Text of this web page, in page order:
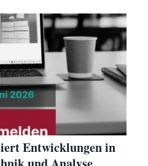
Entwicklungen in